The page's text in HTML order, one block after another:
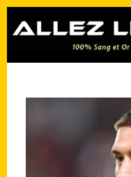
contenu